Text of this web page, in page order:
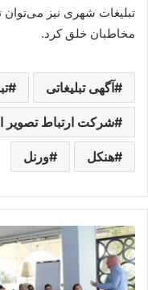
تبلیغات شهری نیز می‌توان
مخاطبان خلق کرد.
آگهی تبلیغاتی
شرکت ارتباط تصویر
هنکل ورنل